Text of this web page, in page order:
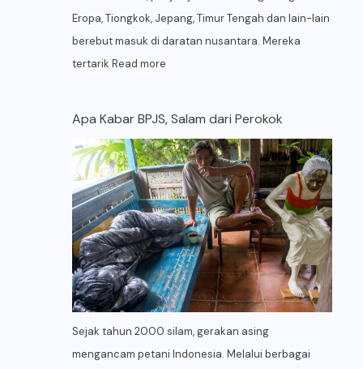
Eropa, Tiongkok, Jepang, Timur Tengah dan lain-lain
berebut masuk di daratan nusantara. Mereka
tertarik Read more
Apa Kabar BPJS, Salam dari Perokok
Sejak tahun 2000 silam, gerakan asing
mengancam petani Indonesia. Melalui berbagai